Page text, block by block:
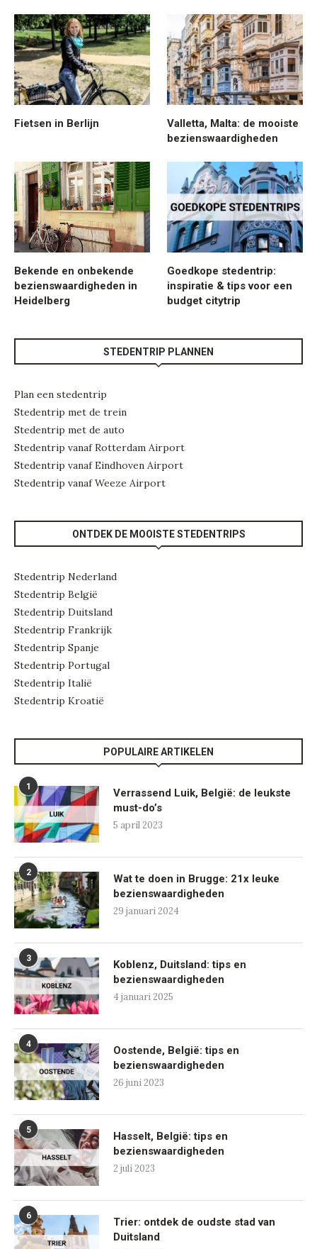
Fietsen in Berlijn
Valletta, Malta: de mooiste
bezienswaardigheden
Bekende en onbekende
bezienswaardigheden in
Heidelberg
Goedkope stedentrip:
inspiratie & tips voor een
budget citytrip
STEDENTRIP PLANNEN
Plan een stedentrip
Stedentrip met de trein
Stedentrip met de auto
Stedentrip vanaf Rotterdam Airport
Stedentrip vanaf Eindhoven Airport
Stedentrip vanaf Weeze Airport
ONTDEK DE MOOISTE STEDENTRIPS
Stedentrip Nederland
Stedentrip België
Stedentrip Duitsland
Stedentrip Frankrijk
Stedentrip Spanje
Stedentrip Portugal
Stedentrip Italië
Stedentrip Kroatië
POPULAIRE ARTIKELEN
1
Verrassend Luik, België: de leukste
must-do’s
5 april 2023
2
Wat te doen in Brugge: 21x leuke
bezienswaardigheden
29 januari 2024
3
Koblenz, Duitsland: tips en
bezienswaardigheden
4 januari 2025
4
Oostende, België: tips en
bezienswaardigheden
26 juni 2023
5
Hasselt, België: tips en
bezienswaardigheden
2 juli 2023
6
Trier: ontdek de oudste stad van
Duitsland